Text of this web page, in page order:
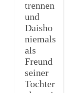
trennen
und
Daisho
niemals
als
Freund
seiner
Tochter